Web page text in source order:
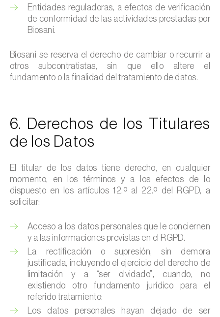
Entidades reguladoras, a efectos de verificación
de conformidad de las actividades prestadas por
Biosani.
Biosani se reserva el derecho de cambiar o recurrir a
otros subcontratistas, sin que ello altere el
fundamento o la finalidad del tratamiento de datos.
6. Derechos de los Titulares
de los Datos
El titular de los datos tiene derecho, en cualquier
momento, en los términos y a los efectos de lo
dispuesto en los artículos 12.º al 22.º del RGPD, a
solicitar:
Acceso a los datos personales que le conciernen
y a las informaciones previstas en el RGPD.
La rectificación o supresión, sin demora
justificada, incluyendo el ejercicio del derecho de
limitación y a “ser olvidado”, cuando, no
existiendo otro fundamento jurídico para el
referido tratamiento:
Los datos personales hayan dejado de ser